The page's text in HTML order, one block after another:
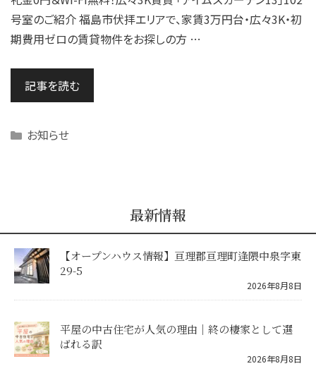
号室のご紹介 福島市伏拝エリアで、家賃3万円台・広々3K・初
期費用ゼロの賃貸物件をお探しの方 …
記事を読む
Categories
お知らせ
最新情報
【オープンハウス情報】亘理郡亘理町逢隈中泉字東
29-5
2026年8月8日
平屋の中古住宅が人気の理由｜終の棲家として選
ばれる訳
2026年8月8日